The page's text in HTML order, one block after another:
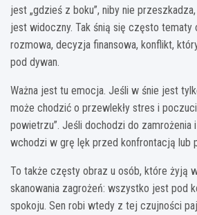
jest „gdzieś z boku”, niby nie
jest widoczny. Tak śnią się często tematy
rozmowa, decyzja finansowa, konflikt,
pod dywan.
Ważna jest tu emocja. Jeśli w śnie jest
może chodzić o przewlekły stres i
powietrzu”. Jeśli dochodzi do zamrożenia
wchodzi w grę lęk przed konfrontacją lub
To także częsty obraz u osób, które żyją
skanowania zagrożeń: wszystko jest pod
spokoju. Sen robi wtedy z tej czujności